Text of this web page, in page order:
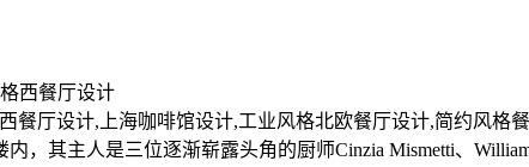
西餐厅设计
厅设计,上海咖啡馆设计,工业风格北欧餐厅设计,简约风格
其主人是三位逐渐崭露头角的厨师Cinzia Mismetti、